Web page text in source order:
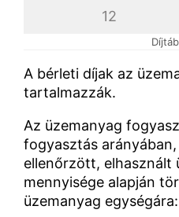
12
A bérleti díjak az
tartalmazzák.
Az üzemanyag
fogyasztás
ellenőrzött, elhasznált
mennyisége alapján
üzemanyag egységára: